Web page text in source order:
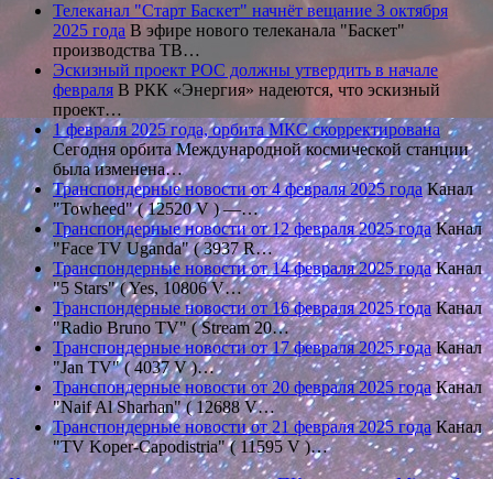
Телеканал "Старт Баскет" начнёт вещание 3 октября
2025 года В эфире нового телеканала "Баскет"
производства ТВ…
Эскизный проект РОС должны утвердить в начале
февраля В РКК «Энергия» надеются, что эскизный
проект…
1 февраля 2025 года, орбита МКС скорректирована
Сегодня орбита Международной космической станции
была изменена…
Транспондерные новости от 4 февраля 2025 годаКанал
"Towheed" ( 12520 V ) —…
Транспондерные новости от 12 февраля 2025 годаКанал
"Face TV Uganda" ( 3937 R…
Транспондерные новости от 14 февраля 2025 годаКанал
"5 Stars" ( Yes, 10806 V…
Транспондерные новости от 16 февраля 2025 годаКанал
"Radio Bruno TV" ( Stream 20…
Транспондерные новости от 17 февраля 2025 годаКанал
"Jan TV" ( 4037 V )…
Транспондерные новости от 20 февраля 2025 годаКанал
"Naif Al Sharhan" ( 12688 V…
Транспондерные новости от 21 февраля 2025 годаКанал
"TV Koper-Capodistria" ( 11595 V )…